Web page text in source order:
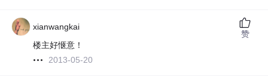
xianwangkai
楼主好惬意！
2013-05-20
赞